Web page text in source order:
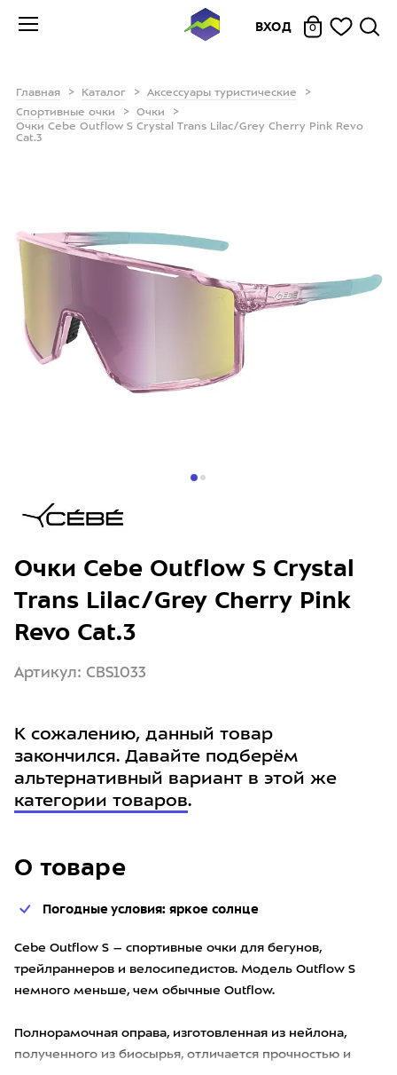
ВХОД 0
Главная Каталог
Аксессуары туристические
Спортивные очки
Очки
Очки Cebe Outflow S Crystal Trans Lilac/Grey Cherry Pink Revo
Cat.3
О товаре
Погодные условия: яркое солнце
Cebe Outflow S – спортивные очки для бегунов,
трейлраннеров и велосипедистов. Модель Outflow S
немного меньше, чем обычные Outflow.
Полнорамочная оправа, изготовленная из нейлона,
полученного из биосырья, отличается прочностью и
Очки Cebe Outflow S Crystal
Trans Lilac/Grey Cherry Pink
Revo Cat.3
Артикул: CBS1033
К сожалению, данный товар
закончился. Давайте подберём
альтернативный вариант в этой же
категории товаров.